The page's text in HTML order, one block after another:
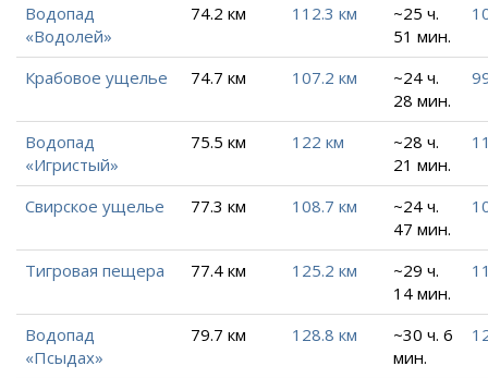
Водопад
«Водолей»
74.2 км 112.3 км
~25 ч.
51 мин.
Крабовое ущелье 74.7 км 107.2 км
~24 ч.
28 мин.
Водопад
«Игристый»
75.5 км 122 км
~28 ч.
21 мин.
Свирское ущелье 77.3 км 108.7 км
~24 ч.
47 мин.
Тигровая пещера 77.4 км 125.2 км
~29 ч.
14 мин.
Водопад
«Псыдах»
79.7 км 128.8 км
~30 ч. 6
мин.